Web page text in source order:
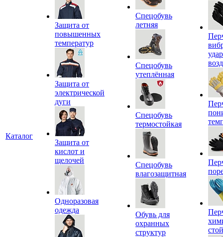
Каталог
Защита от
повышенных
температур
Защита от
электрической
дуги
Защита от
кислот и
щелочей
Одноразовая
одежда
Спецобувь
летняя
Спецобувь
утеплённая
Спецобувь
термостойкая
Спецобувь
влагозащитная
Обувь для
охранных
структур